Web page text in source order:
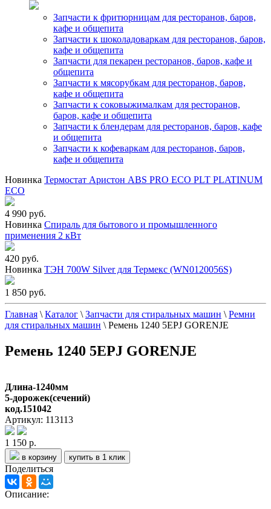
Запчасти к фритюрницам для ресторанов, баров,
кафе и общепита
Запчасти к шоколадоваркам для ресторанов, баров,
кафе и общепита
Запчасти для пекарен ресторанов, баров, кафе и
общепита
Запчасти к мясорубкам для ресторанов, баров,
кафе и общепита
Запчасти к соковыжималкам для ресторанов,
баров, кафе и общепита
Запчасти к блендерам для ресторанов, баров, кафе
и общепита
Запчасти к кофеваркам для ресторанов, баров,
кафе и общепита
Новинка Термостат Аристон ABS PRO ECO PLT PLATINUM
ECO
4 990 руб.
Новинка Спираль для бытового и промышленного
применения 2 кВт
420 руб.
Новинка ТЭН 700W Silver для Термекс (WN0120056S)
1 850 руб.
Главная \ Каталог \ Запчасти для стиральных машин \ Ремни
для стиральных машин \ Ремень 1240 5EPJ GORENJE
Ремень 1240 5EPJ GORENJE
Длина-1240мм
5-дорожек(сечений)
код.151042
Артикул: 113113
1 150 р.
в корзину купить в 1 клик
Поделиться
Описание: